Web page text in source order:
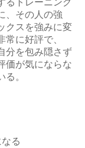
るトレーニング
、その人の強
クスを強みに変
に好評で、
分を包み隠さず
価が気にならな
。
る